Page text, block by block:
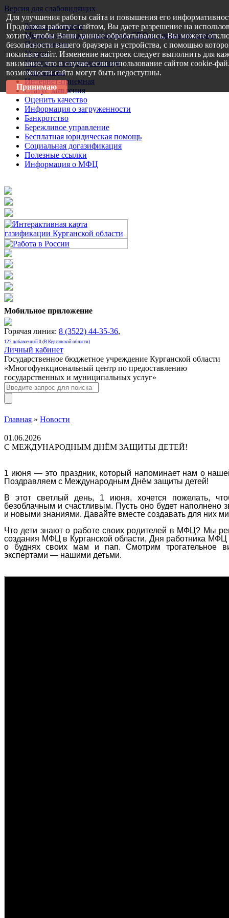
Версия для слабовидящих
Запись на прием
Меры поддержки участникам СВО и членам их семей
Пресс-центр
Услуги
Услуги в электронном виде
Документы
Интернет-приемная
Статус заявления
Оценить качество
Информация о загруженности
Банкротство
Бережливое управление
Бесплатная юридическая помощь
Социальная догазификация
Полезные ссылки
Информация о МФЦ
Мобильное приложение
Горячая линия: 8 (3522) 44-35-36,
122 добавочный 0 (В Курганской области)
Личный кабинет
Государственное бюджетное учреждение Курганской области
«Многофункциональный центр по предоставлению
государственных и муниципальных услуг»
Главная » Новости
01.06.2026
С МЕЖДУНАРОДНЫМ ДНЁМ ЗАЩИТЫ ДЕТЕЙ!
1 июня — это праздник, который напоминает нам о
Поздравляем с Международным Днём защиты детей!
В этот светлый день, 1 июня, хочется пожелать,
безоблачным и счастливым. Пусть оно будет наполнено
и новыми знаниями. Давайте вместе создавать для них
Что дети знают о работе своих родителей в МФЦ? Мы
создания МФЦ в Курганской области, Дня работника
о буднях своих мам и пап. Смотрим трогательное
экспертами — нашими детьми.
Для улучшения работы сайта и повышения его
Продолжая работу с сайтом, Вы даете разрешение на
хотите, чтобы Ваши данные обрабатывались, Вы можете
безопасности вашего браузера и устройства, с помощью
покиньте сайт. Изменение настроек следует выполнить для
внимание, что в случае, если использование сайтом cookie-
возможности сайта могут быть недоступны.
Принимаю